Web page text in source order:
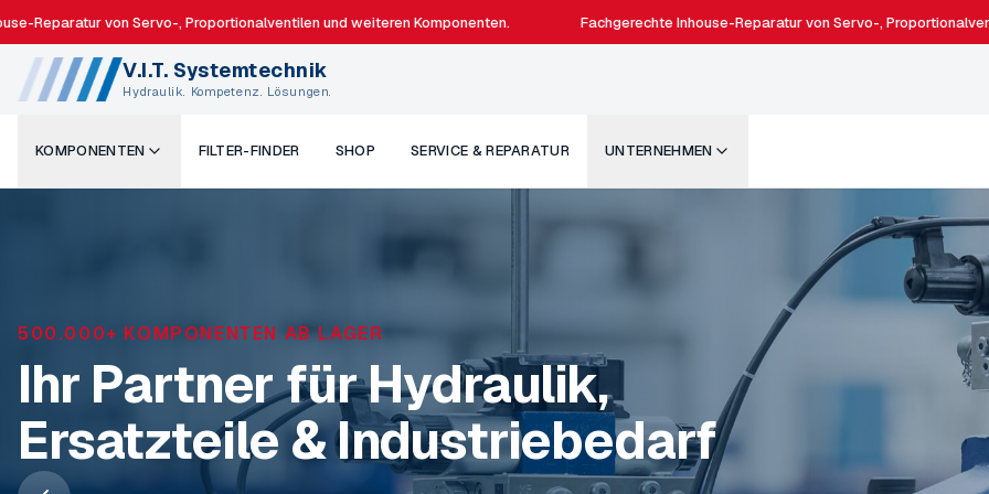
von Servo-, Proportionalventilen und weiteren Komponenten. Fachgerechte Inhouse-Reparatur von Servo-, Proportionalventilen
V.I.T. Systemtechnik
Hydraulik. Kompetenz. Lösungen.
KOMPONENTEN FILTER-FINDER SHOP SERVICE & REPARATUR UNTERNEHMEN
500.000+ KOMPONENTEN AB LAGER
Ihr Partner für Hydraulik,
Ersatzteile & Industriebedarf
INHOUSE-REPARATUR OHNE UMWEGE
Hydraulikventile bis zu 60%
günstiger reparieren
Hydraulik,
Maschinenersatzteile &
Industriebedarf